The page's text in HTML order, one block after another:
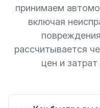
принимаем
включая
рассчитывается
цен и